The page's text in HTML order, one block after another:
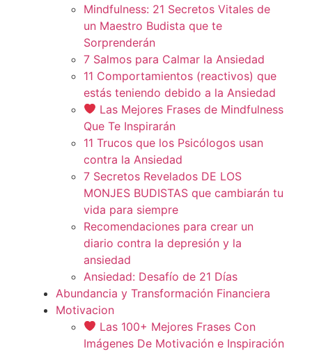
Mindfulness: 21 Secretos Vitales de
un Maestro Budista que te
Sorprenderán
7 Salmos para Calmar la Ansiedad
11 Comportamientos (reactivos) que
estás teniendo debido a la Ansiedad
Las Mejores Frases de Mindfulness
Que Te Inspirarán
11 Trucos que los Psicólogos usan
contra la Ansiedad
7 Secretos Revelados DE LOS
MONJES BUDISTAS que cambiarán tu
vida para siempre
Recomendaciones para crear un
diario contra la depresión y la
ansiedad
Ansiedad: Desafío de 21 Días
Abundancia y Transformación Financiera
Motivacion
Las 100+ Mejores Frases Con
Imágenes De Motivación e Inspiración